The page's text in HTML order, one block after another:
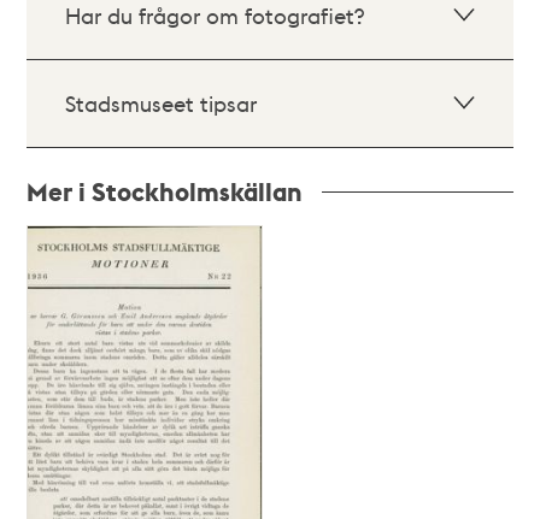
Har du frågor om fotografiet?
Stadsmuseet tipsar
Mer i Stockholmskällan
och
teman